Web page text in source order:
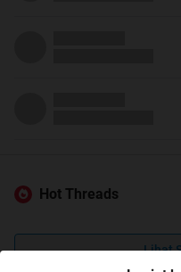
Hot Threads
Lihat